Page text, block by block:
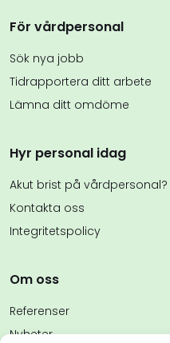
För vårdpersonal
Sök nya jobb
Tidrapportera ditt arbete
Lämna ditt omdöme
Hyr personal idag
Akut brist på vårdpersonal?
Kontakta oss
Integritetspolicy
Om oss
Referenser
Nyheter